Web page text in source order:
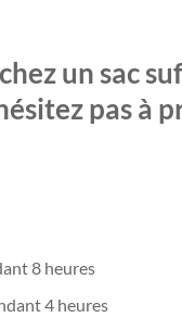
un sac
pas à
8 heures
4 heures